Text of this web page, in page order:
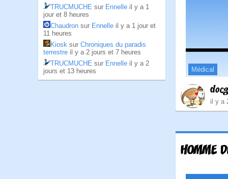
TRUCMUCHE sur Ennelle il y a 1
jour et 8 heures
Chaudron sur Ennelle il y a 1 jour et
11 heures
Kiosk sur Chroniques du paradis
terrestre il y a 2 jours et 7 heures
TRUCMUCHE sur Ennelle il y a 2
jours et 13 heures
Médical
il y a
HOMME